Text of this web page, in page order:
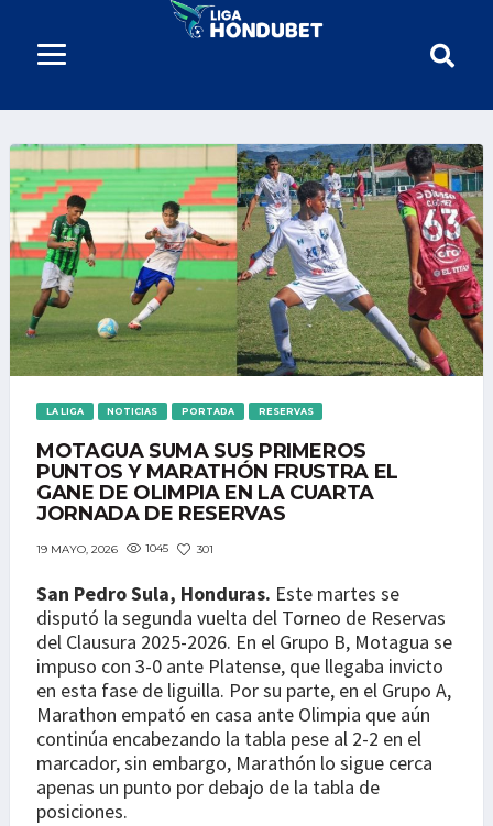
LA LIGA NOTICIAS PORTADA RESERVAS
MOTAGUA SUMA SUS PRIMEROS
PUNTOS Y MARATHÓN FRUSTRA EL
GANE DE OLIMPIA EN LA CUARTA
JORNADA DE RESERVAS
19 MAYO, 2026 1045 301
San Pedro Sula, Honduras. Este martes se
disputó la segunda vuelta del Torneo de Reservas
del Clausura 2025-2026. En el Grupo B, Motagua se
impuso con 3-0 ante Platense, que llegaba invicto
en esta fase de liguilla. Por su parte, en el Grupo A,
Marathon empató en casa ante Olimpia que aún
continúa encabezando la tabla pese al 2-2 en el
marcador, sin embargo, Marathón lo sigue cerca
apenas un punto por debajo de la tabla de
posiciones.